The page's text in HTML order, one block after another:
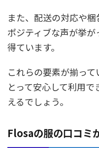
また、配送の対応や
ポジティブな声が挙
得ています。
これらの要素が揃っ
とって安心して利用
えるでしょう。
Flosaの服の口コミ